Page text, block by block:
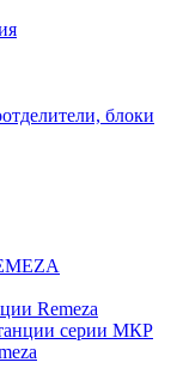
блоки
Remeza
серии МКР